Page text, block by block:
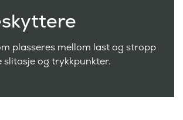
plasseres mellom last og stropp
slitasje og trykkpunkter.